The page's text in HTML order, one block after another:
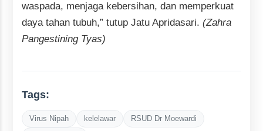
waspada, menjaga kebersihan, dan memperkuat
daya tahan tubuh,” tutup Jatu Apridasari.(Zahra
Pangestining Tyas)
Tags:
Virus Nipah kelelawar
RSUD Dr Moewardi